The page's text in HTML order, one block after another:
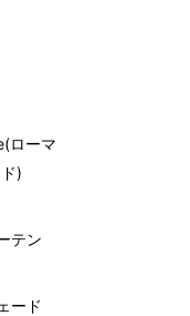
ローマ
)
テン
ード